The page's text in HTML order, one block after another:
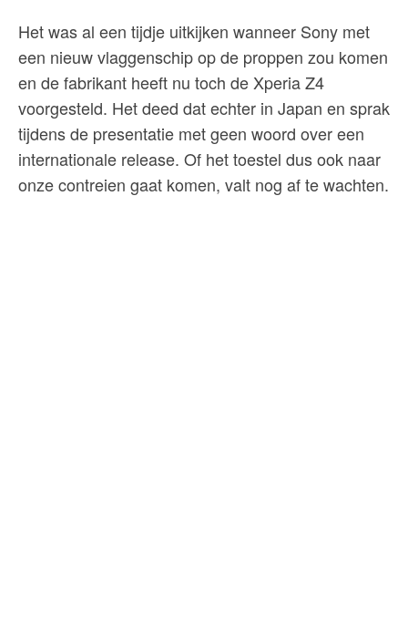
Het was al een tijdje uitkijken wanneer Sony met
een nieuw vlaggenschip op de proppen zou komen
en de fabrikant heeft nu toch de Xperia Z4
voorgesteld. Het deed dat echter in Japan en sprak
tijdens de presentatie met geen woord over een
internationale release. Of het toestel dus ook naar
onze contreien gaat komen, valt nog af te wachten.